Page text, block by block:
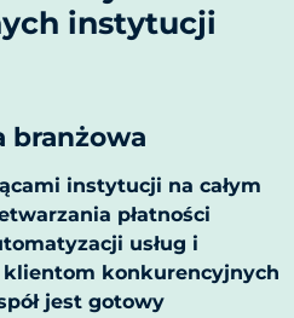
instytucji
branżowa
instytucji na całym
płatności
usług i
klientom konkurencyjnych
jest gotowy